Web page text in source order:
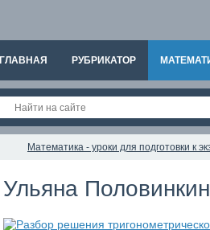
ГЛАВНАЯ РУБРИКАТОР
Математика - уроки для подготовки к
Ульяна